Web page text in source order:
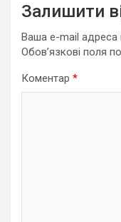
Залишити
Ваша e-mail
Обов’язкові поля
Коментар *